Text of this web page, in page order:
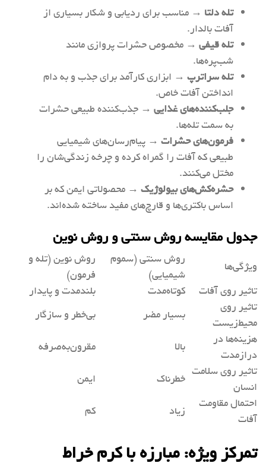
تله دلتا → مناسب برای ردیابی و شکار بسیاری از
آفات بالدار.
تله قیفی → مخصوص حشرات پروازی مانند
شب‌پره‌ها.
تله سراترپ → ابزاری کارآمد برای جذب و به دام
انداختن آفات خاص.
جلب‌کننده‌های غذایی → جذب‌کننده طبیعی حشرات
به سمت تله‌ها.
فرمون‌های حشرات → پیام‌رسان‌های شیمیایی
طبیعی که آفات را گمراه کرده و چرخه زندگی‌شان را
مختل می‌کنند.
حشره‌کش‌های بیولوژیک → محصولاتی ایمن که بر
اساس باکتری‌ها و قارچ‌های مفید ساخته شده‌اند.
جدول مقایسه‌ روش سنتی و روش نوین
ویژگی‌ها
روش سنتی (سموم
شیمیایی)
روش نوین (تله و
فرمون)
تاثیر روی آفات
کوتاه‌مدت
بلندمدت و پایدار
تاثیر روی
محیط‌زیست
بسیار مضر
بی‌خطر و سازگار
هزینه‌ها در
درازمدت
بالا
مقرون‌به‌صرفه
تاثیر روی سلامت
انسان
خطرناک
ایمن
احتمال مقاومت
آفات
زیاد کم
تمرکز ویژه: مبارزه با کرم خراط